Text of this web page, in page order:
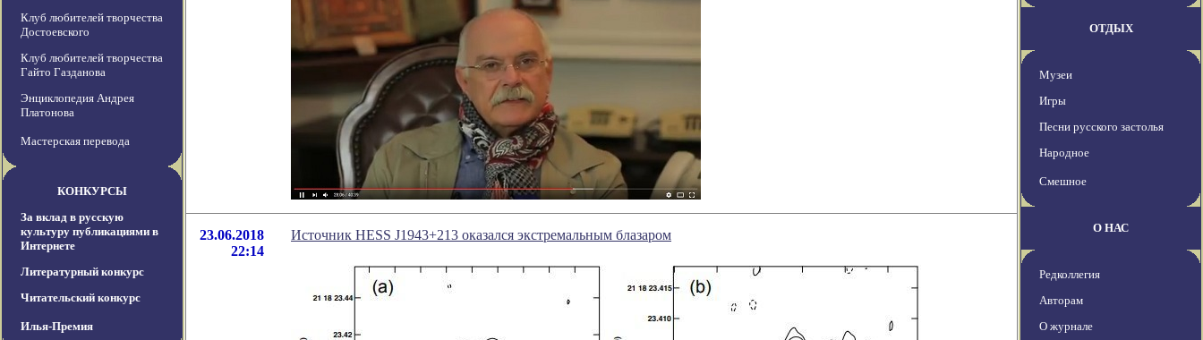
Клуб любителей творчества
Достоевского
Клуб любителей творчества
Гайто Газданова
Энциклопедия Андрея
Платонова
Мастерская перевода
КОНКУРСЫ
За вклад в русскую
культуру публикациями в
Интернете
Литературный конкурс
Читательский конкурс
Илья-Премия
23.06.2018
22:14
Источник HESS J1943+213 оказался экстремальным блазаром
ОТДЫХ
Музеи
Игры
Песни русского застолья
Народное
Смешное
О НАС
Редколлегия
Авторам
О журнале